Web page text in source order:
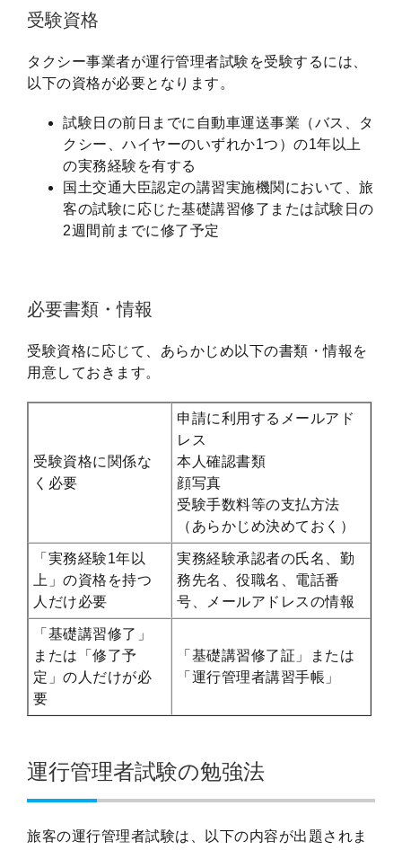
受験資格
タクシー事業者が運行管理者試験を受験するには、
以下の資格が必要となります。
試験日の前日までに自動車運送事業（バス、タ
クシー、ハイヤーのいずれか1つ）の1年以上
の実務経験を有する
国土交通大臣認定の講習実施機関において、旅
客の試験に応じた基礎講習修了または試験日の
2週間前までに修了予定
必要書類・情報
受験資格に応じて、あらかじめ以下の書類・情報を
用意しておきます。
受験資格に関係な
く必要
申請に利用するメールアド
レス
本人確認書類
顔写真
受験手数料等の支払方法
（あらかじめ決めておく）
「実務経験1年以
上」の資格を持つ
人だけ必要
実務経験承認者の氏名、勤
務先名、役職名、電話番
号、メールアドレスの情報
「基礎講習修了」
または「修了予
定」の人だけが必
要
「基礎講習修了証」または
「運行管理者講習手帳」
運行管理者試験の勉強法
旅客の運行管理者試験は、以下の内容が出題されま